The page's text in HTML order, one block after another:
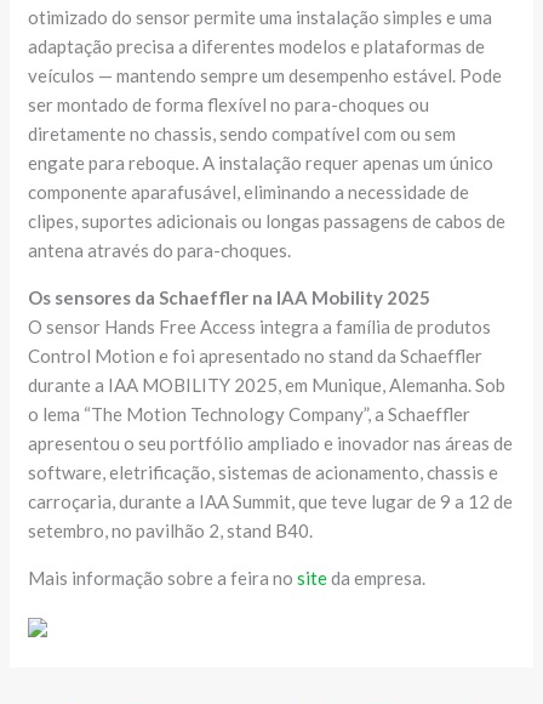
otimizado do sensor permite uma instalação simples e uma
adaptação precisa a diferentes modelos e plataformas de
veículos — mantendo sempre um desempenho estável. Pode
ser montado de forma flexível no para-choques ou
diretamente no chassis, sendo compatível com ou sem
engate para reboque. A instalação requer apenas um único
componente aparafusável, eliminando a necessidade de
clipes, suportes adicionais ou longas passagens de cabos de
antena através do para-choques.
Os sensores da Schaeffler na IAA Mobility 2025
O sensor Hands Free Access integra a família de produtos
Control Motion e foi apresentado no stand da Schaeffler
durante a IAA MOBILITY 2025, em Munique, Alemanha. Sob
o lema “The Motion Technology Company”, a Schaeffler
apresentou o seu portfólio ampliado e inovador nas áreas de
software, eletrificação, sistemas de acionamento, chassis e
carroçaria, durante a IAA Summit, que teve lugar de 9 a 12 de
setembro, no pavilhão 2, stand B40.
Mais informação sobre a feira nositeda empresa.